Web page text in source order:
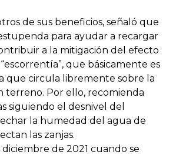
sus beneficios, señaló que
para ayudar a recargar
a la mitigación del efecto
que básicamente es
que circula libremente sobre la
terreno. Por ello, recomienda
siguiendo el desnivel del
la humedad del agua de
las zanjas.
de 2021 cuando se